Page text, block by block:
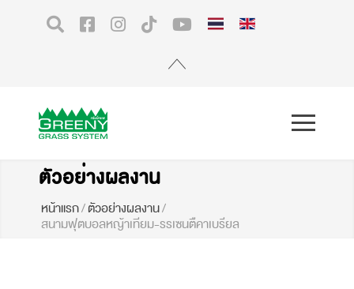
ตัวอย่างผลงาน
หน้าแรก/ตัวอย่างผลงาน/
สนามฟุตบอลหญ้าเทียม-รรเซนตืคาเบรียล